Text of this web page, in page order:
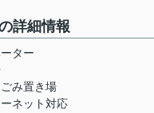
詳細情報
ター
み置き場
ネット対応